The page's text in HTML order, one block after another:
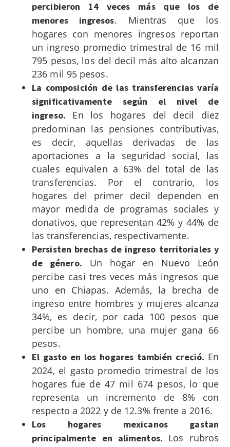
percibieron 14 veces más que los de
menores ingresos. Mientras que los
hogares con menores ingresos reportan
un ingreso promedio trimestral de 16 mil
795 pesos, los del decil más alto alcanzan
236 mil 95 pesos.
La composición de las transferencias varía
significativamente según el nivel de
ingreso. En los hogares del decil diez
predominan las pensiones contributivas,
es decir, aquellas derivadas de las
aportaciones a la seguridad social, las
cuales equivalen a 63% del total de las
transferencias. Por el contrario, los
hogares del primer decil dependen en
mayor medida de programas sociales y
donativos, que representan 42% y 44% de
las transferencias, respectivamente.
Persisten brechas de ingreso territoriales y
de género. Un hogar en Nuevo León
percibe casi tres veces más ingresos que
uno en Chiapas. Además, la brecha de
ingreso entre hombres y mujeres alcanza
34%, es decir, por cada 100 pesos que
percibe un hombre, una mujer gana 66
pesos.
El gasto en los hogares también creció. En
2024, el gasto promedio trimestral de los
hogares fue de 47 mil 674 pesos, lo que
representa un incremento de 8% con
respecto a 2022 y de 12.3% frente a 2016.
Los hogares mexicanos gastan
principalmente en alimentos. Los rubros